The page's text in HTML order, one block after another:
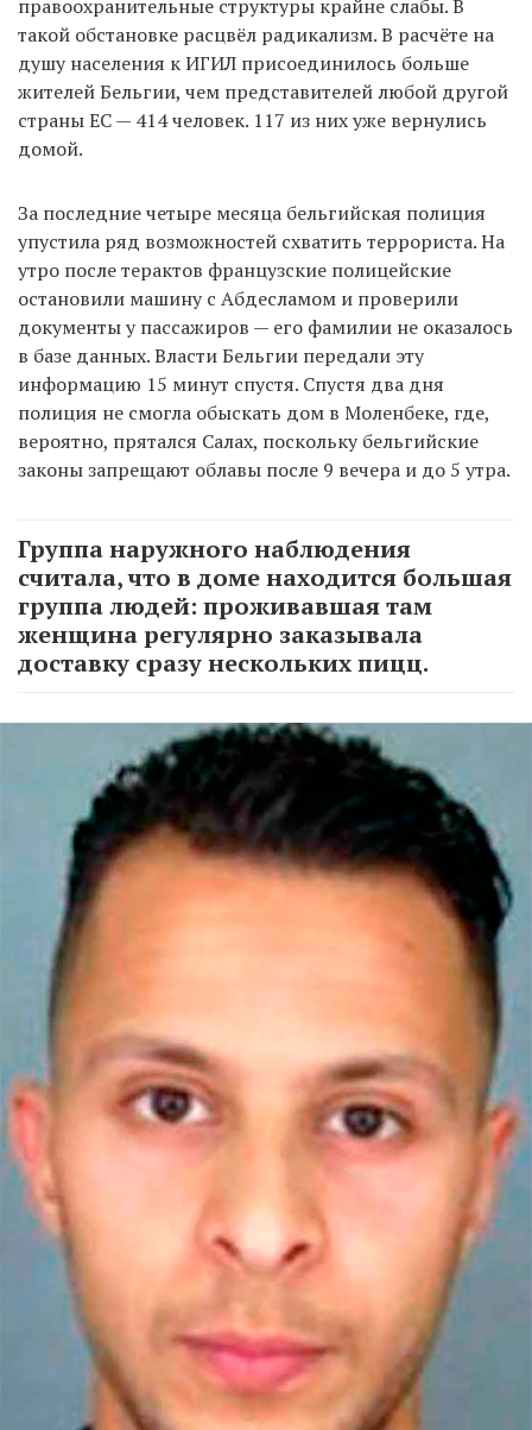
правоохранительные структуры крайне слабы. В
такой обстановке расцвёл радикализм. В расчёте на
душу населения к ИГИЛ присоединилось больше
жителей Бельгии, чем представителей любой другой
страны ЕС — 414 человек. 117 из них уже вернулись
домой.
За последние четыре месяца бельгийская полиция
упустила ряд возможностей схватить террориста. На
утро после терактов французские полицейские
остановили машину с Абдесламом и проверили
документы у пассажиров — его фамилии не оказалось
в базе данных. Власти Бельгии передали эту
информацию 15 минут спустя. Спустя два дня
полиция не смогла обыскать дом в Моленбеке, где,
вероятно, прятался Салах, поскольку бельгийские
законы запрещают облавы после 9 вечера и до 5 утра.
Группа наружного наблюдения
считала, что в доме находится большая
группа людей: проживавшая там
женщина регулярно заказывала
доставку сразу нескольких пицц.